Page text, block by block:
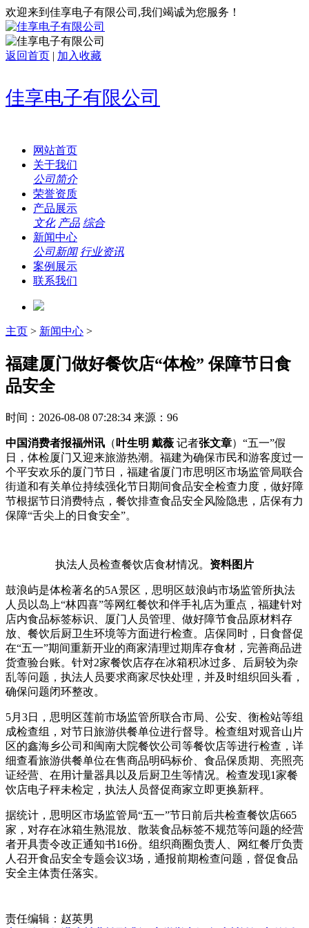
欢迎来到佳享电子有限公司,我们竭诚为您服务！
返回首页 | 加入收藏
佳享电子有限公司
网站首页
关于我们
公司简介
荣誉资质
产品展示
文化 产品 综合
新闻中心
公司新闻 行业资讯
案例展示
联系我们
主页 > 新闻中心 >
福建厦门做好餐饮店“体检” 保障节日食
品安全
时间：2026-08-08 07:28:34 来源：96
中国消费者报福州讯 （ 叶生明 戴薇 记者张文章）“五一”假
日，体检厦门又迎来旅游热潮。福建为确保市民和游客度过一
个平安欢乐的厦门节日，福建省厦门市思明区市场监管局联合
街道和有关单位持续强化节日期间食品安全检查力度，做好障
节根据节日消费特点，餐饮排查食品安全风险隐患，店保有力
保障“舌尖上的日食安全”。
执法人员检查餐饮店食材情况。 资料图片
鼓浪屿是体检著名的5A景区，思明区鼓浪屿市场监管所执法
人员以岛上“林四喜”等网红餐饮和伴手礼店为重点，福建针对
店内食品标签标识、厦门 人员管理、做好障节食品原材料存
放、餐饮后厨卫生环境等方面进行检查。店保同时，日食督促
在“五一”期间重新开业的商家清理过期库存食材，完善商品进
货查验台账。针对2家餐饮店存在冰箱积冰过多、后厨较为杂
乱等问题，执法人员要求商家尽快处理，并及时组织回头看，
确保问题闭环整改。
5月3日，思明区莲前市场监管所联合市局、公安、衡检站等组
成检查组，对节日旅游供餐单位进行督导。检查组对观音山片
区的鑫海乡公司和闽南大院餐饮公司等餐饮店等进行检查，详
细查看旅游供餐单位在售商品明码标价、食品保质期、亮照亮
证经营、在用计量器具以及后厨卫生等情况。检查发现1家餐
饮店电子秤未检定，执法人员督促商家立即更换新秤。
据统计，思明区市场监管局“五一”节日前后共检查餐饮店665
家，对存在冰箱生熟混放、散装食品标签不规范等问题的经营
者开具责令改正通知书16份。组织商圈负责人、网红餐厅负责
人召开食品安全专题会议3场，通报前期检查问题，督促食品
安全主体责任落实。
责任编辑：赵英男